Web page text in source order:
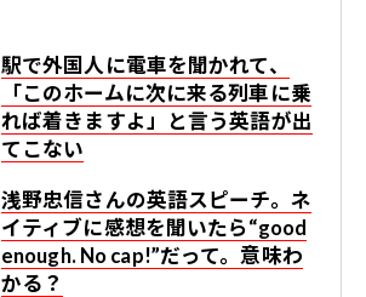
駅で外国人に電車を聞かれて、
「このホームに次に来る列車に乗
れば着きますよ」と言う英語が出
てこない
浅野忠信さんの英語スピーチ。ネ
イティブに感想を聞いたら“good
enough. No cap!”だって。意味わ
かる？